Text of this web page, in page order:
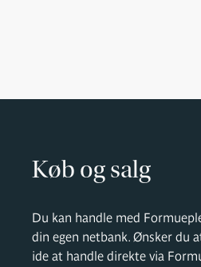
Køb og salg
Du kan handle med
din egen netbank. Ønsker du
ide at handle direkte via